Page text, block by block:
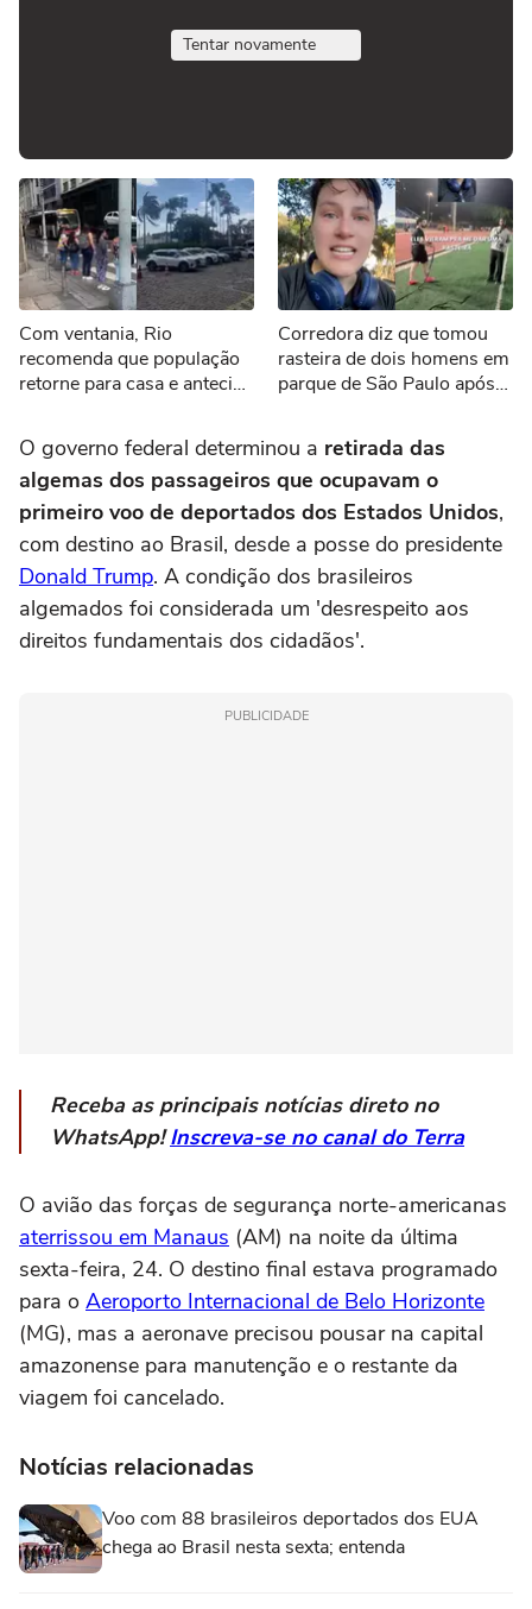
Tentar novamente
Com ventania, Rio
recomenda que população
retorne para casa e antecipe
atividades não essenciais
Corredora diz que tomou
rasteira de dois homens em
parque de São Paulo após
O governo federal determinou a retirada das
algemas dos passageiros que ocupavam o
primeiro voo de deportados dos Estados Unidos,
com destino ao Brasil, desde a posse do presidente
Donald Trump. A condição dos brasileiros
algemados foi considerada um 'desrespeito aos
direitos fundamentais dos cidadãos'.
PUBLICIDADE
Receba as principais notícias direto no
WhatsApp!Inscreva-se no canal do Terra
O avião das forças de segurança norte-americanas
aterrissou em Manaus (AM) na noite da última
sexta-feira, 24. O destino final estava programado
para o Aeroporto Internacional de Belo Horizonte
(MG), mas a aeronave precisou pousar na capital
amazonense para manutenção e o restante da
viagem foi cancelado.
Notícias relacionadas
Voo com 88 brasileiros deportados dos EUA
chega ao Brasil nesta sexta; entenda